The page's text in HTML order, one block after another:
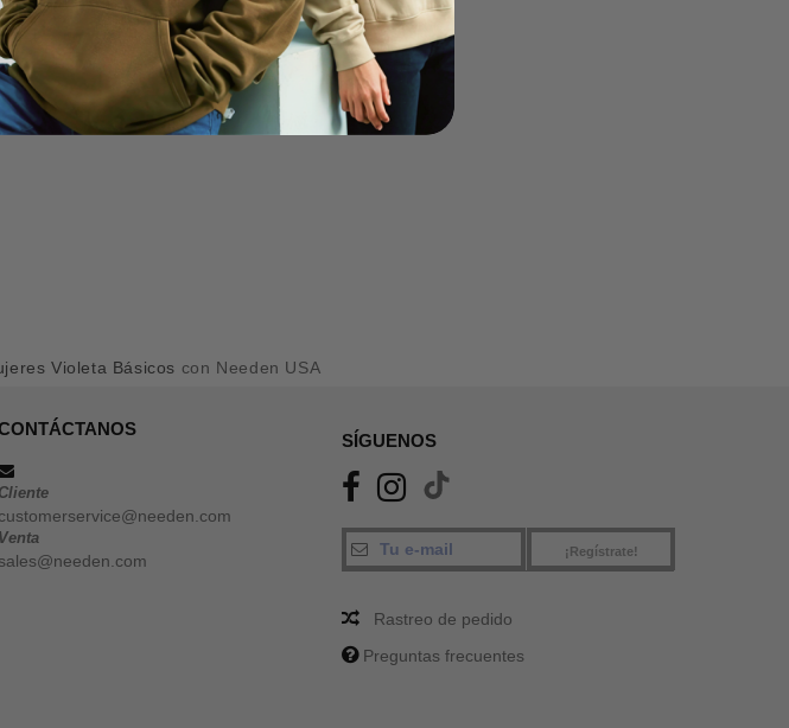
Violeta Básicos con Needen USA
Cliente
customerservice@needen.com
Venta
sales@needen.com
SÍGUENOS
¡Regístrate!
Rastreo de pedido
Preguntas frecuentes